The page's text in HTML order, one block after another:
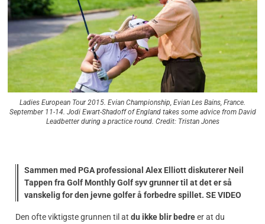
Ladies European Tour 2015. Evian Championship, Evian Les Bains, France.
September 11-14. Jodi Ewart-Shadoff of England takes some advice from David
Leadbetter during a practice round. Credit: Tristan Jones
Sammen med PGA professional Alex Elliott diskuterer Neil
Tappen fra Golf Monthly Golf syv grunner til at det er så
vanskelig for den jevne golfer å forbedre spillet. SE VIDEO
Den ofte viktigste grunnen til at du ikke blir bedreer at du